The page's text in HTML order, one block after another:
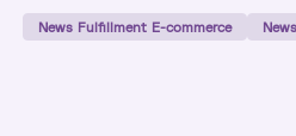
prodotto e lo stesso corriere.
magazzino nasce per risolvere
News Fulfillment E-commerce